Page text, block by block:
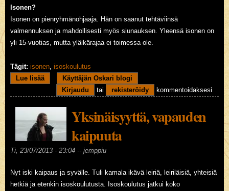
Isonen?
Isonen on pienryhmänohjaaja. Hän on saanut tehtäviinsä
valmennuksen ja mahdollisesti myös siunauksen. Yleensä isonen on
yli 15-vuotias, mutta yläikärajaa ei toimessa ole.
Tägit: isonen isoskoulutus
Lue lisää about Isonen? Anteeksi mikä?
Käyttäjän Oskari blogi
Kirjaudu
tai rekisteröidy kommentoidaksesi
Yksinäisyyttä, vapauden
kaipuuta
Ti, 23/07/2013 - 23:04 -- jemppiu
Nyt iski kaipaus ja syvälle. Tuli kamala ikävä leiriä, leiriläisiä, yhteisiä
hetkiä ja etenkin isoskoulutusta. Isoskoulutus jatkui koko